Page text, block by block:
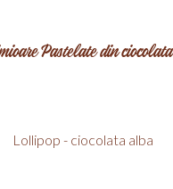
Pastelate din ciocolata